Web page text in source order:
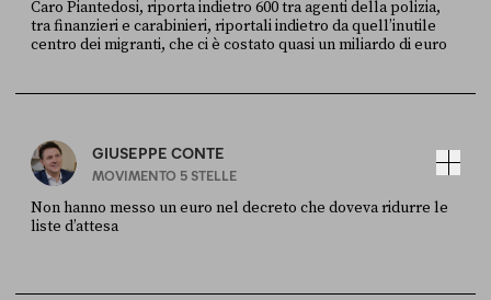
Caro Piantedosi, riporta indietro 600 tra agenti della polizia,
tra finanzieri e carabinieri, riportali indietro da quell’inutile
centro dei migranti, che ci è costato quasi un miliardo di euro
GIUSEPPE CONTE
MOVIMENTO 5 STELLE
Non hanno messo un euro nel decreto che doveva ridurre le
liste d’attesa